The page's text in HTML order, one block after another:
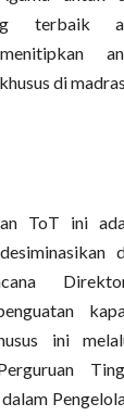
terbaik
di
ToT ini
ini